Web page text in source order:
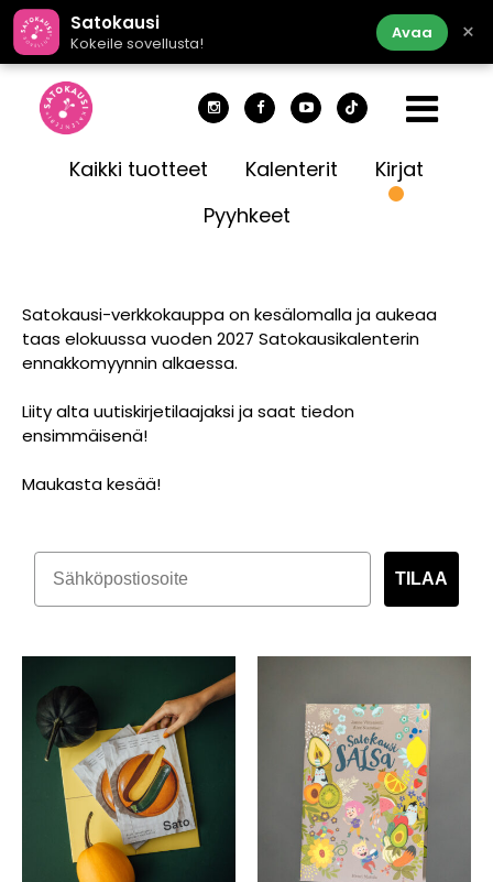
Satokausi
Kokeile sovellusta!
Avaa ×
Kaikki tuotteet Kalenterit
Kirjat
Pyyhkeet
Satokausi-verkkokauppa on kesälomalla ja aukeaa
taas elokuussa vuoden 2027 Satokausikalenterin
ennakkomyynnin alkaessa.
Liity alta uutiskirjetilaajaksi ja saat tiedon
ensimmäisenä!
Maukasta kesää!
TILAA